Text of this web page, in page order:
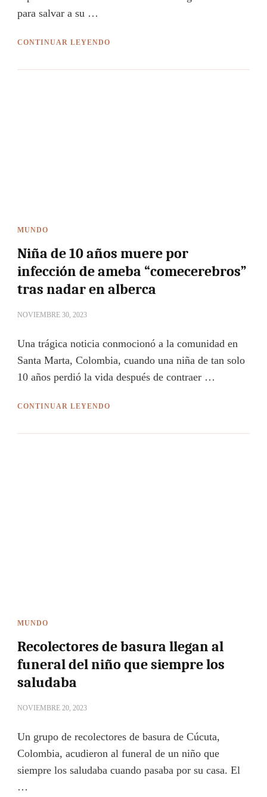
para salvar a su …
CONTINUAR LEYENDO
MUNDO
Niña de 10 años muere por
infección de ameba “comecerebros”
tras nadar en alberca
NOVIEMBRE 30, 2023
Una trágica noticia conmocionó a la comunidad en
Santa Marta, Colombia, cuando una niña de tan solo
10 años perdió la vida después de contraer …
CONTINUAR LEYENDO
MUNDO
Recolectores de basura llegan al
funeral del niño que siempre los
saludaba
NOVIEMBRE 20, 2023
Un grupo de recolectores de basura de Cúcuta,
Colombia, acudieron al funeral de un niño que
siempre los saludaba cuando pasaba por su casa. El
…